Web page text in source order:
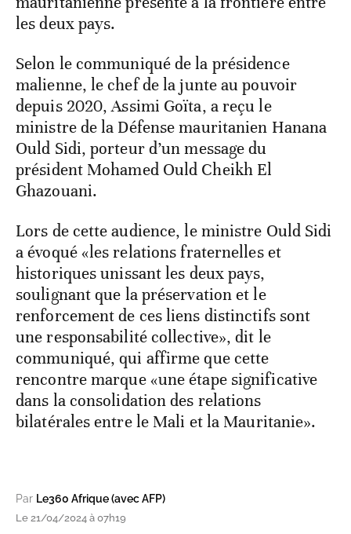
les deux pays.
Selon le communiqué de la présidence
malienne, le chef de la junte au pouvoir
depuis 2020, Assimi Goïta, a reçu le
ministre de la Défense mauritanien Hanana
Ould Sidi, porteur d’un message du
président Mohamed Ould Cheikh El
Ghazouani.
Lors de cette audience, le ministre Ould Sidi
a évoqué «les relations fraternelles et
historiques unissant les deux pays,
soulignant que la préservation et le
renforcement de ces liens distinctifs sont
une responsabilité collective», dit le
communiqué, qui affirme que cette
rencontre marque «une étape significative
dans la consolidation des relations
bilatérales entre le Mali et la Mauritanie».
Par Le360 Afrique (avec AFP)
Le 21/04/2024 à 07h19